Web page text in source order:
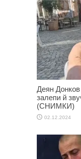
Деян
залепи й
(СНИМКИ)
02.12.2024